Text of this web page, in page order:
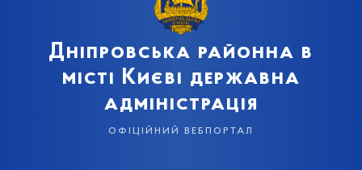
Дніпровська районна в
місті Києві державна
адміністрація
офіційний вебпортал